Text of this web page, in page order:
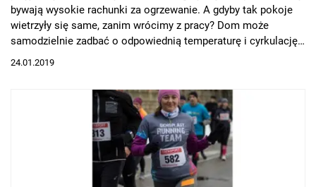
bywają wysokie rachunki za ogrzewanie. A gdyby tak pokoje
wietrzyły się same, zanim wrócimy z pracy? Dom może
samodzielnie zadbać o odpowiednią temperaturę i cyrkulację
powietrza, wystarczy wyposażyć go w system inteligentnego
rozwiązanie powstało w ostatnim czasie nad Wisłą.
24.01.2019